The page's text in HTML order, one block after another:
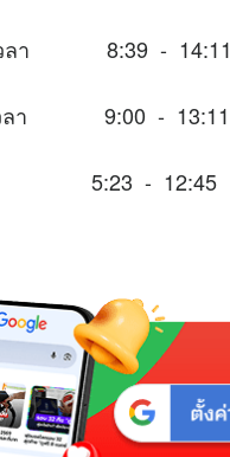
งเวลา 8:39 - 14:11
งเวลา 9:00 - 13:11
วลา 5:23 - 12:45